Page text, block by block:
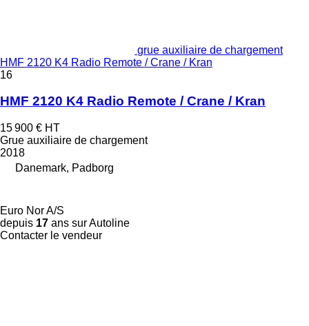
grue auxiliaire de chargement
HMF 2120 K4 Radio Remote / Crane / Kran
16
HMF 2120 K4 Radio Remote / Crane / Kran
15 900 € HT
Grue auxiliaire de chargement
2018
Danemark, Padborg
Euro Nor A/S
depuis 17 ans sur Autoline
Contacter le vendeur